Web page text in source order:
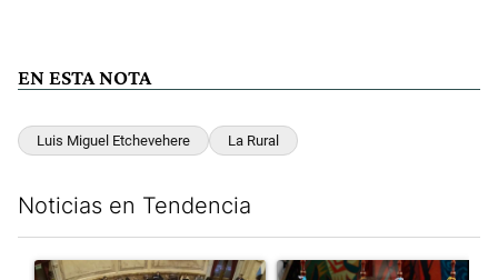
EN ESTA NOTA
Luis Miguel Etchevehere La Rural
Noticias en Tendencia
Un artículo de tendencia con el título "El Senado dio media
Un artículo de tendencia con